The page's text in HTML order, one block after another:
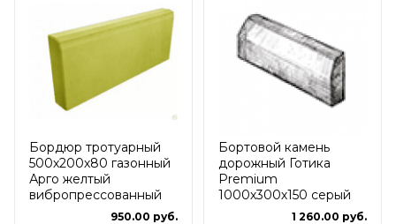
Бордюр тротуарный
500х200х80 газонный
Арго желтый
вибропрессованный
950.00 руб.
Бортовой камень
дорожный Готика
Premium
1000х300х150 серый
1 260.00 руб.